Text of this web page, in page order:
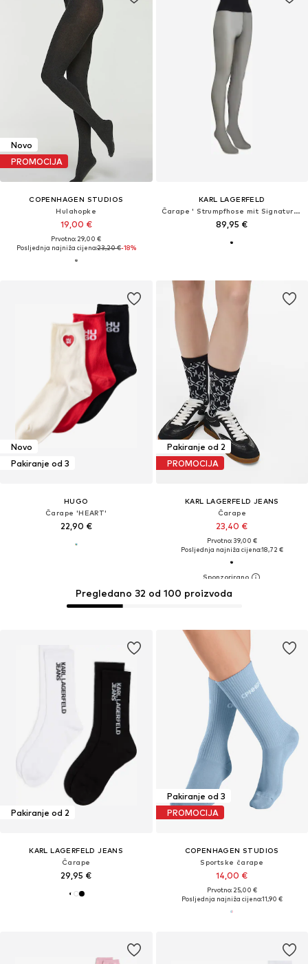
Novo
PROMOCIJA
COPENHAGEN STUDIOS
Hulahopke
19,00 €
Prvotno: 29,00 €
Posljednja najniža cijena:23,20 €-18%
KARL LAGERFELD
Čarape ' Strumpfhose mit Signature-Naht '
89,95 €
Novo
Pakiranje od 3
HUGO
Čarape 'HEART'
22,90 €
Pakiranje od 2
PROMOCIJA
KARL LAGERFELD JEANS
Čarape
23,40 €
Prvotno: 39,00 €
Posljednja najniža cijena:18,72 €
Pregledano 32 od 100 proizvoda
Pakiranje od 2
KARL LAGERFELD JEANS
Čarape
29,95 €
Pakiranje od 3
PROMOCIJA
COPENHAGEN STUDIOS
Sportske čarape
14,00 €
Prvotno: 25,00 €
Posljednja najniža cijena:11,90 €